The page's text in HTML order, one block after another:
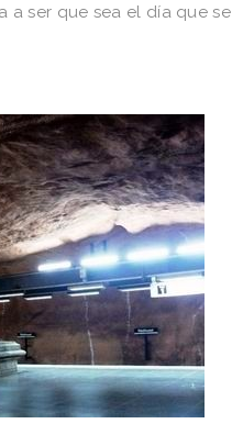
a ser que sea el día que se